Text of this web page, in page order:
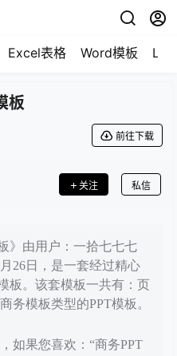
Excel表格 Word模板
板
前往下载
关注 私信
》由用户：一拾七七七
26日，是一套经过精心
板。该套模板一共有：页
务模板类型的PPT模板。
如果您喜欢：“商务PPT